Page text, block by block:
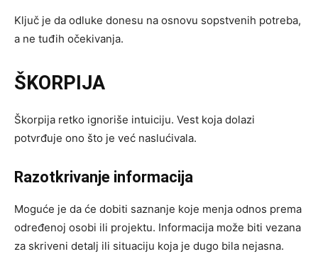
Ključ je da odluke donesu na osnovu sopstvenih potreba,
a ne tuđih očekivanja.
ŠKORPIJA
Škorpija retko ignoriše intuiciju. Vest koja dolazi
potvrđuje ono što je već naslućivala.
Razotkrivanje informacija
Moguće je da će dobiti saznanje koje menja odnos prema
određenoj osobi ili projektu. Informacija može biti vezana
za skriveni detalj ili situaciju koja je dugo bila nejasna.